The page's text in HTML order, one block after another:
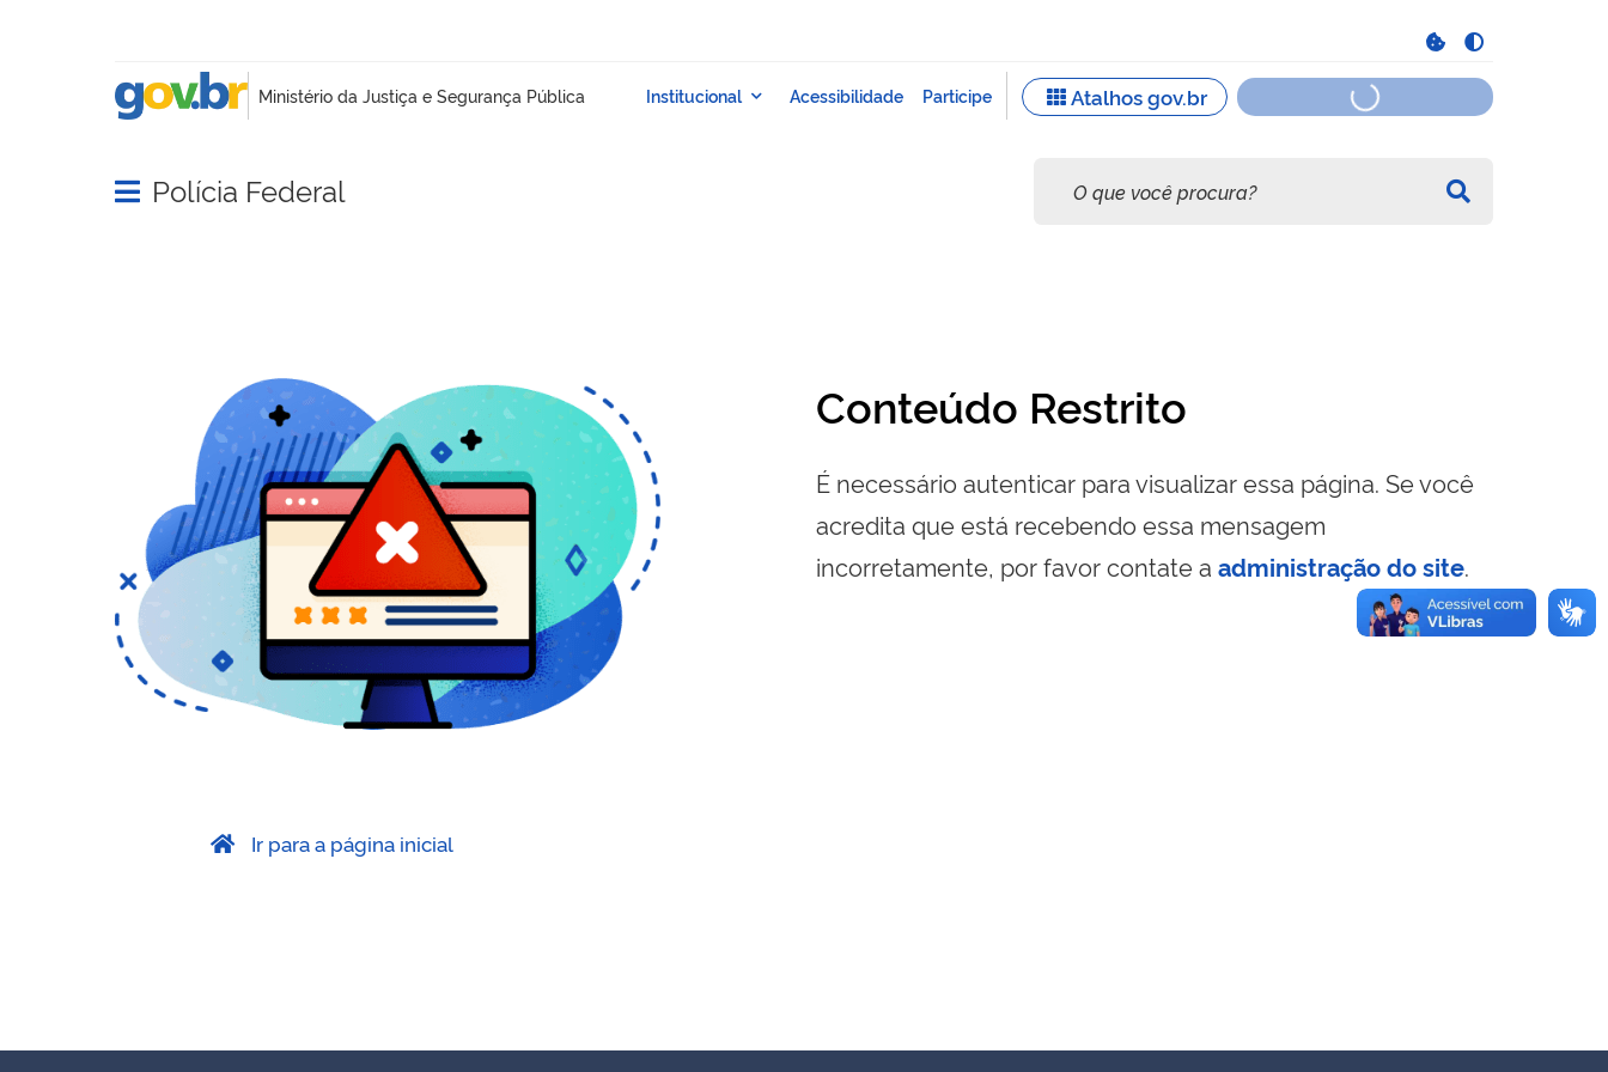
Abrir menu principal de navegação
Polícia Federal
Conteúdo Restrito
É necessário autenticar para visualizar essa página. Se você
acredita que está recebendo essa mensagem
incorretamente, por favor contate a administração do site.
Ir para a página inicial